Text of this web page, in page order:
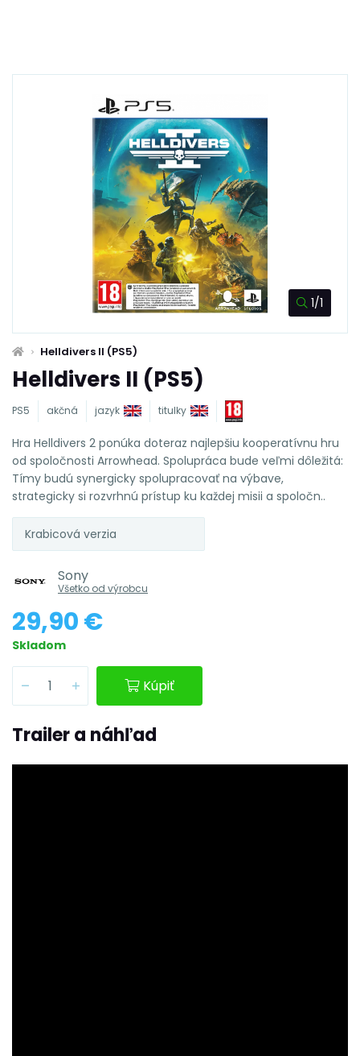
1/1
Helldivers II (PS5)
Helldivers II (PS5)
PS5 akčná jazyk titulky
Hra Helldivers 2 ponúka doteraz najlepšiu kooperatívnu hru
od spoločnosti Arrowhead. Spolupráca bude veľmi dôležitá:
Tímy budú synergicky spolupracovať na výbave,
strategicky si rozvrhnú prístup ku každej misii a spoločn..
Krabicová verzia
Sony
Všetko od výrobcu
29,90 €
Skladom
Kúpiť
Trailer a náhľad